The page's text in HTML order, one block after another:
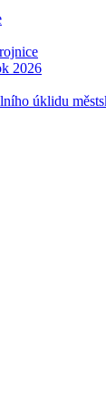
2026
úklidu